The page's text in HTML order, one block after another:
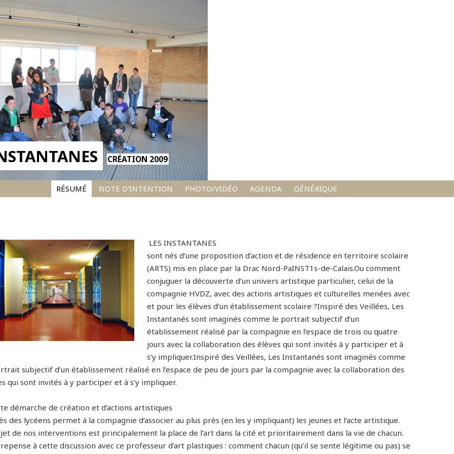
CRÉATION 2009
RÉSUMÉ NOTE D'INTENTION PHOTO/VIDÉO AGENDA GÉNÉRIQUE
LES INSTANTANES
sont nés d’une proposition d’action et de résidence en territoire scolaire
(ARTS) mis en place par la Drac Nord-PaINST1s-de-Calais.Ou comment
conjuguer la découverte d’un univers artistique particulier, celui de la
compagnie HVDZ, avec des actions artistiques et culturelles menées avec
et pour les élèves d’un établissement scolaire ?Inspiré des Veillées, Les
Instantanés sont imaginés comme le portrait subjectif d’un
établissement réalisé par la compagnie en l’espace de trois ou quatre
jours avec la collaboration des élèves qui sont invités à y participer et à
s’y impliquer.Inspiré des Veillées, Les Instantanés sont imaginés comme
subjectif d’un établissement réalisé en l’espace de peu de jours par la compagnie avec la collaboration des
qui sont invités à y participer et à s’y impliquer.
démarche de création et d’actions artistiques
des lycéens permet à la compagnie d’associer au plus près (en les y impliquant) les jeunes et l’acte artistique.
de nos interventions est principalement la place de l’art dans la cité et prioritairement dans la vie de chacun.
à cette discussion avec ce professeur d’art plastiques : comment chacun (qu’il se sente légitime ou pas) se